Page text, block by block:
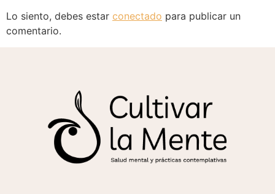
Lo siento, debes estar conectado para publicar un
comentario.